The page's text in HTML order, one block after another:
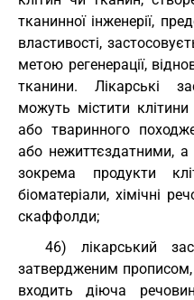
тканинної інженерії,
властивості,
метою регенерації,
тканини. Лікарські
можуть містити
або тваринного
або нежиттєздатними,
зокрема продукти
біоматеріали, хімічні
скаффолди;
46) лікарський
затвердженим прописом,
входить діюча